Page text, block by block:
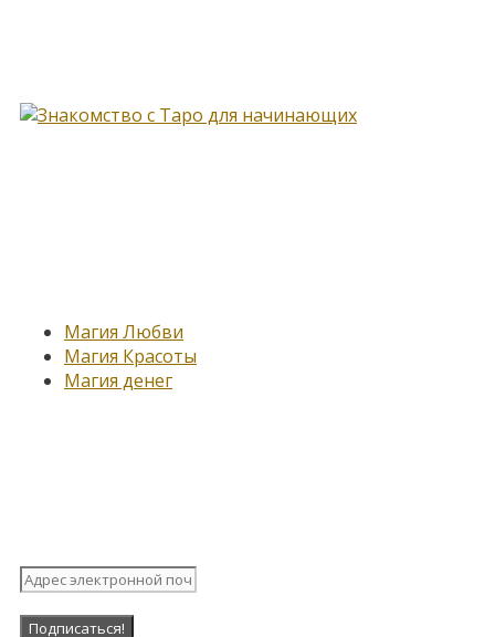
Магия Любви
Магия Красоты
Магия денег